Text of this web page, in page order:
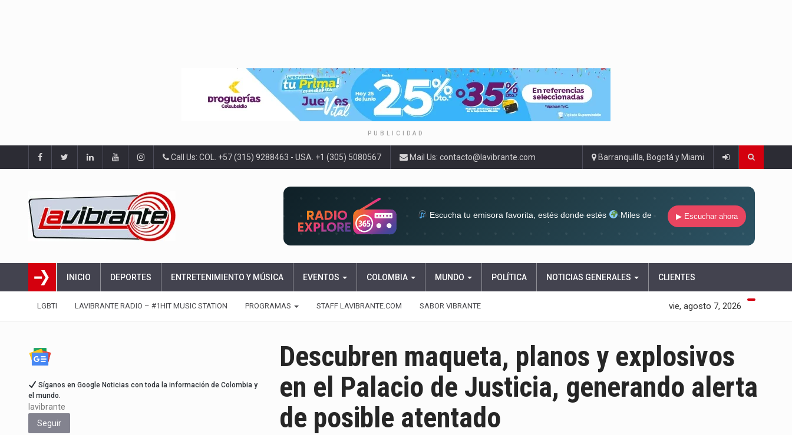
PUBLICIDAD
Call Us: COL. +57 (315) 9288463 - USA. +1 (305) 5080567 Mail Us: contacto@lavibrante.com Barranquilla, Bogotá y Miami
Escucha tu emisora favorita, estés donde estés
Miles de
▶ Escuchar ahora
INICIO DEPORTES ENTRETENIMIENTO Y MÚSICA EVENTOS COLOMBIA MUNDO POLÍTICA NOTICIAS GENERALES CLIENTES
LGBTI LAVIBRANTE RADIO – #1HIT MUSIC STATION PROGRAMAS STAFF LAVIBRANTE.COM SABOR VIBRANTE vie, agosto 7, 2026
Descubren maqueta, planos y explosivos
en el Palacio de Justicia, generando alerta
de posible atentado
Síganos en Google Noticias con toda la información de Colombia y
el mundo.
lavibrante
Seguir